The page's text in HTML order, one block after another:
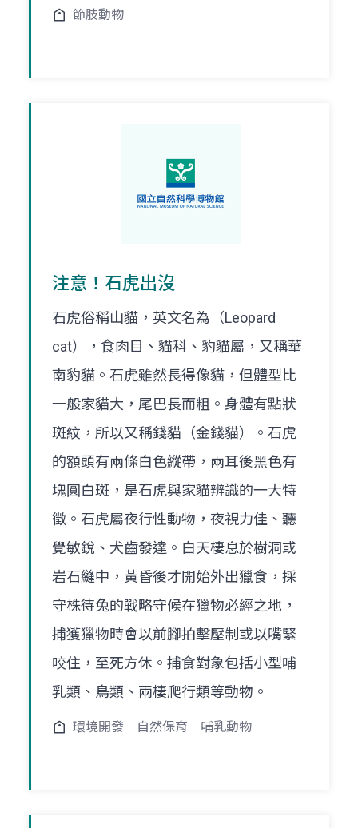
節肢動物
注意！石虎出沒
石虎俗稱山貓，英文名為（Leopard
cat），食肉目、貓科、豹貓屬，又稱華
南豹貓。石虎雖然長得像貓，但體型比
一般家貓大，尾巴長而粗。身體有點狀
斑紋，所以又稱錢貓（金錢貓）。石虎
的額頭有兩條白色縱帶，兩耳後黑色有
塊圓白斑，是石虎與家貓辨識的一大特
徵。石虎屬夜行性動物，夜視力佳、聽
覺敏銳、犬齒發達。白天棲息於樹洞或
岩石縫中，黃昏後才開始外出獵食，採
守株待兔的戰略守候在獵物必經之地，
捕獲獵物時會以前腳拍擊壓制或以嘴緊
咬住，至死方休。捕食對象包括小型哺
乳類、鳥類、兩棲爬行類等動物。
環境開發 自然保育 哺乳動物